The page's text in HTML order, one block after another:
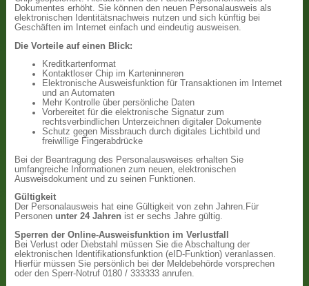
Dokumentes erhöht. Sie können den neuen Personalausweis als
elektronischen Identitätsnachweis nutzen und sich künftig bei
Geschäften im Internet einfach und eindeutig ausweisen.
Die Vorteile auf einen Blick:
Kreditkartenformat
Kontaktloser Chip im Karteninneren
Elektronische Ausweisfunktion für Transaktionen im Internet
und an Automaten
Mehr Kontrolle über persönliche Daten
Vorbereitet für die elektronische Signatur zum
rechtsverbindlichen Unterzeichnen digitaler Dokumente
Schutz gegen Missbrauch durch digitales Lichtbild und
freiwillige Fingerabdrücke
Bei der Beantragung des Personalausweises erhalten Sie
umfangreiche Informationen zum neuen, elektronischen
Ausweisdokument und zu seinen Funktionen.
Gültigkeit
Der Personalausweis hat eine Gültigkeit von zehn Jahren.Für
Personenunter 24 Jahren ist er sechs Jahre gültig.
Sperren der Online-Ausweisfunktion im Verlustfall
Bei Verlust oder Diebstahl müssen Sie die Abschaltung der
elektronischen Identifikationsfunktion (eID-Funktion) veranlassen.
Hierfür müssen Sie persönlich bei der Meldebehörde vorsprechen
oder den Sperr-Notruf 0180 / 333333 anrufen.